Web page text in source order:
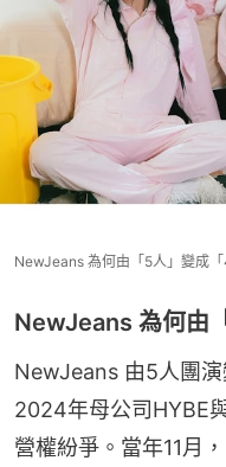
NewJeans 為何由「5人」變成
NewJeans 為何由
NewJeans 由5人團
2024年母公司HYBE
營權紛爭。當年11月